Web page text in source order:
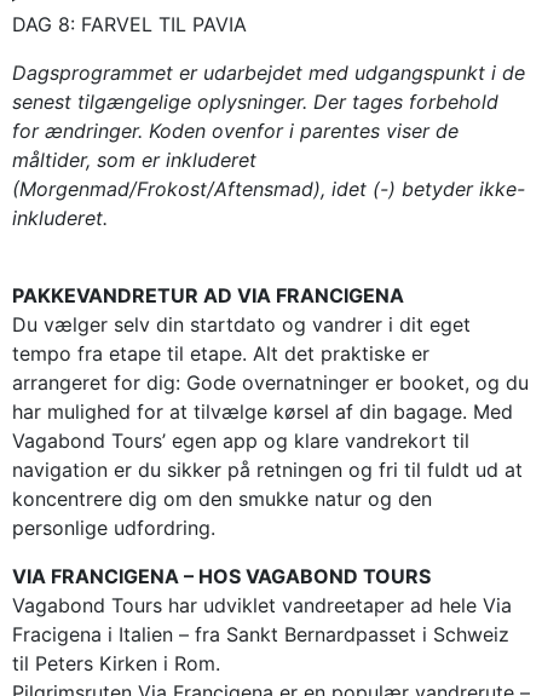
DAG 8: FARVEL TIL PAVIA
Dagsprogrammet er udarbejdet med udgangspunkt i de
senest tilgængelige oplysninger. Der tages forbehold
for ændringer. Koden ovenfor i parentes viser de
måltider, som er inkluderet
(Morgenmad/Frokost/Aftensmad), idet (-) betyder ikke-
inkluderet.
PAKKEVANDRETUR AD VIA FRANCIGENA
Du vælger selv din startdato og vandrer i dit eget
tempo fra etape til etape. Alt det praktiske er
arrangeret for dig: Gode overnatninger er booket, og du
har mulighed for at tilvælge kørsel af din bagage. Med
Vagabond Tours’ egen app og klare vandrekort til
navigation er du sikker på retningen og fri til fuldt ud at
koncentrere dig om den smukke natur og den
personlige udfordring.
VIA FRANCIGENA – HOS VAGABOND TOURS
Vagabond Tours har udviklet vandreetaper ad hele Via
Fracigena i Italien – fra Sankt Bernardpasset i Schweiz
til Peters Kirken i Rom.